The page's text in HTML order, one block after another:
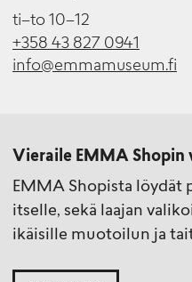
ti–to 10–12
+358 43 827 0941
info@emmamuseum.fi
Vieraile EMMA Shopin
EMMA Shopista löydät
itselle, sekä laajan
ikäisille muotoilun ja